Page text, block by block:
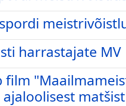
harrastajate MV
film
matšist